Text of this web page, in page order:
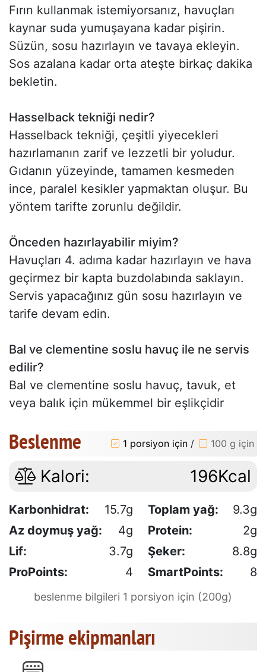
Fırın kullanmak istemiyorsanız, havuçları
kaynar suda yumuşayana kadar pişirin.
Süzün, sosu hazırlayın ve tavaya ekleyin.
Sos azalana kadar orta ateşte birkaç dakika
bekletin.
Hasselback tekniği nedir?
Hasselback tekniği, çeşitli yiyecekleri
hazırlamanın zarif ve lezzetli bir yoludur.
Gıdanın yüzeyinde, tamamen kesmeden
ince, paralel kesikler yapmaktan oluşur. Bu
yöntem tarifte zorunlu değildir.
Önceden hazırlayabilir miyim?
Havuçları 4. adıma kadar hazırlayın ve hava
geçirmez bir kapta buzdolabında saklayın.
Servis yapacağınız gün sosu hazırlayın ve
tarife devam edin.
Bal ve clementine soslu havuç ile ne servis
edilir?
Bal ve clementine soslu havuç, tavuk, et
veya balık için mükemmel bir eşlikçidir
Beslenme 1 porsiyon için / 100 g için
Kalori: 196Kcal
Karbonhidrat: 15.7g Toplam yağ:
9.3g
Az doymuş yağ:
4g Protein:
2g
Lif:
3.7g Şeker:
8.8g
ProPoints:
4 SmartPoints: 8
beslenme bilgileri 1 porsiyon için (200g)
Pişirme ekipmanları